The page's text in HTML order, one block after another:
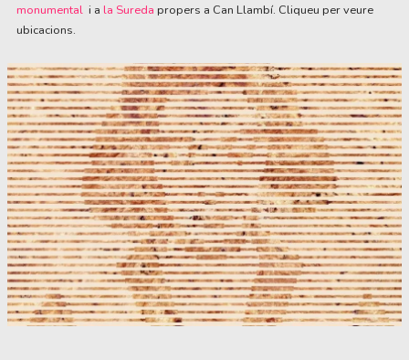
monumental i a la Sureda propers a Can Llambí. Cliqueu per veure
ubicacions.